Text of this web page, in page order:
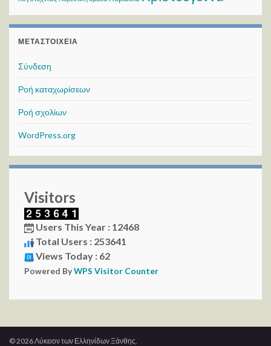
ΜΕΤΑΣΤΟΙΧΕΊΑ
Σύνδεση
Ροή καταχωρίσεων
Ροή σχολίων
WordPress.org
Visitors
Users This Year : 12468
Total Users : 253641
Views Today : 62
Powered ByWPS Visitor Counter
© 2026 Λύκειον των Ελληνίδων Ξάνθης.